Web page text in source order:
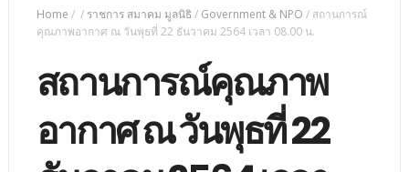
Home / / ราชการ สมาคม มูลนิธิ / Government & NPO / สถานการณ์
คุณภาพอากาศ ณ วันพุธที่ 22 ธันวาคม 2564 เวลา 08.00 น.
สถานการณ์คุณภาพ
อากาศ ณ วันพุธที่ 22